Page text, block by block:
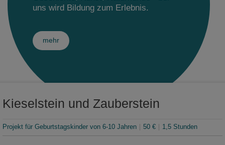
Themenwelt: Kamenz
Sonderausstellungsprojekte
Museumsshop
Museumcafé
Museumsgarten
Ponickauhaus
Fachbereich Archäologie
Sammlungen Archäologie
Forschungsprojekte Archäologie
Mitarbeiter Archäologie
Fachbereich Zoologie
Sammlungen Zoologie
Sammlungen Botanik
Publikationen Zoologie
Fachbereich Geologie
Sammlungen Geologie
Mitarbeiter Geologie
Fachbereich Kulturgeschichte
Sammlungen Kulturgeschichte
Schaumagazin
Sonderausstellung im Sammelsurium
Bibliothek
Museum digital
Publikationen
Museumsgeschichte
Jobangebote
uns wird Bildung zum Erlebnis.
mehr
Kieselstein und Zauberstein
Projekt für Geburtstagskinder von 6-10 Jahren 50 € 1,5 Stunden